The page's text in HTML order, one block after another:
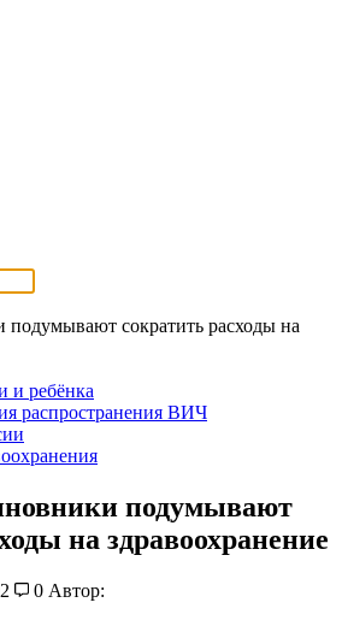
подумывают сократить расходы на
и ребёнка
распространения ВИЧ
подумывают
на здравоохранение
0 Автор: